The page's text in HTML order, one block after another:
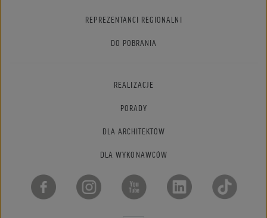
REPREZENTANCI REGIONALNI
DO POBRANIA
REALIZACJE
PORADY
DLA ARCHITEKTÓW
DLA WYKONAWCÓW